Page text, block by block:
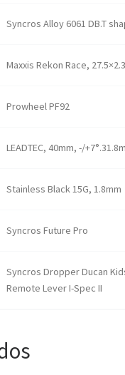
Syncros Alloy 6061 DB.T
Maxxis Rekon Race,
Prowheel PF92
LEADTEC, 40mm, -/
Stainless Black 15G, 1.8mm
Syncros Future Pro
Syncros Dropper Ducan
Remote Lever I-Spec II